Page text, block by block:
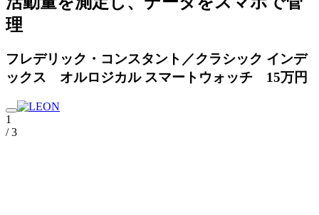
理
フレデリック・コンスタント／クラシック インデ
ックス オルロジカル スマートウォッチ 15万円
1
/ 3